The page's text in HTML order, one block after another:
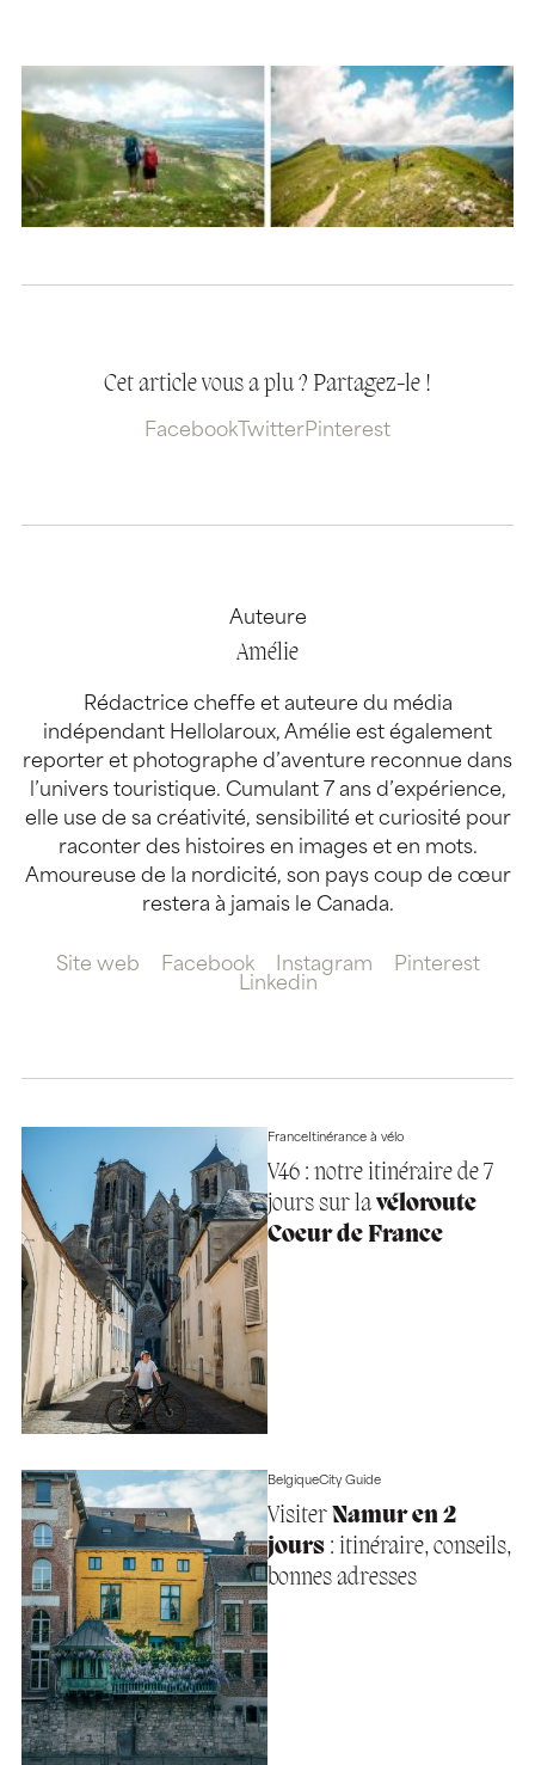
Cet article vous a plu ? Partagez-le !
Facebook TwitterPinterest
Auteure
Amélie
Rédactrice cheffe et auteure du média
indépendant Hellolaroux, Amélie est également
reporter et photographe d’aventure reconnue dans
l’univers touristique. Cumulant 7 ans d’expérience,
elle use de sa créativité, sensibilité et curiosité pour
raconter des histoires en images et en mots.
Amoureuse de la nordicité, son pays coup de cœur
restera à jamais le Canada.
Site web Facebook Instagram
Pinterest
Linkedin
FranceItinérance à vélo
V46 : notre itinéraire de 7
jours sur lavéloroute
Coeur de France
BelgiqueCity Guide
Visiter Namur en 2
jours: itinéraire, conseils,
bonnes adresses